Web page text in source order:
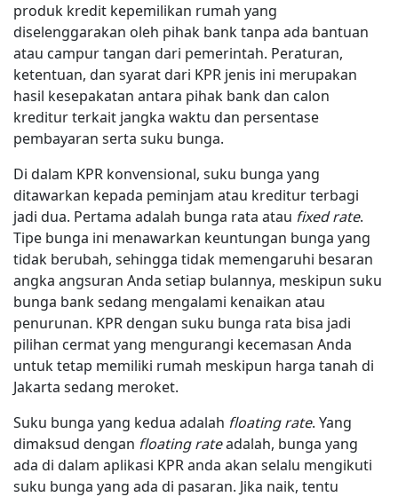
produk kredit kepemilikan rumah yang
diselenggarakan oleh pihak bank tanpa ada bantuan
atau campur tangan dari pemerintah. Peraturan,
ketentuan, dan syarat dari KPR jenis ini merupakan
hasil kesepakatan antara pihak bank dan calon
kreditur terkait jangka waktu dan persentase
pembayaran serta suku bunga.
Di dalam KPR konvensional, suku bunga yang
ditawarkan kepada peminjam atau kreditur terbagi
jadi dua. Pertama adalah bunga rata atau fixed rate.
Tipe bunga ini menawarkan keuntungan bunga yang
tidak berubah, sehingga tidak memengaruhi besaran
angka angsuran Anda setiap bulannya, meskipun suku
bunga bank sedang mengalami kenaikan atau
penurunan. KPR dengan suku bunga rata bisa jadi
pilihan cermat yang mengurangi kecemasan Anda
untuk tetap memiliki rumah meskipun harga tanah di
Jakarta sedang meroket.
Suku bunga yang kedua adalah floating rate. Yang
dimaksud dengan floating rateadalah, bunga yang
ada di dalam aplikasi KPR anda akan selalu mengikuti
suku bunga yang ada di pasaran. Jika naik, tentu